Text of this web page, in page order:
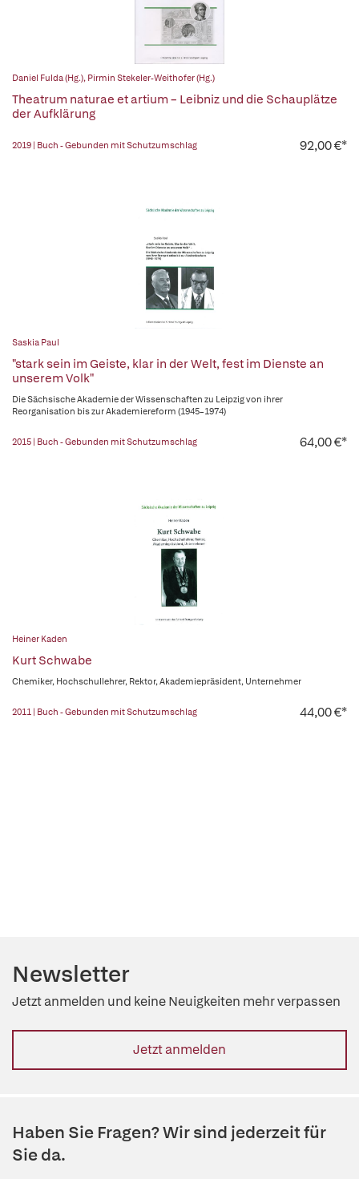
Daniel Fulda (Hg.), Pirmin Stekeler-Weithofer (Hg.)
Theatrum naturae et artium – Leibniz und die Schauplätze
der Aufklärung
2019 | Buch - Gebunden mit Schutzumschlag 92,00 €*
Saskia Paul
"stark sein im Geiste, klar in der Welt, fest im Dienste an
unserem Volk"
Die Sächsische Akademie der Wissenschaften zu Leipzig von ihrer
Reorganisation bis zur Akademiereform (1945–1974)
2015 | Buch - Gebunden mit Schutzumschlag 64,00 €*
Heiner Kaden
Kurt Schwabe
Chemiker, Hochschullehrer, Rektor, Akademiepräsident, Unternehmer
2011 | Buch - Gebunden mit Schutzumschlag 44,00 €*
Newsletter
Jetzt anmelden und keine Neuigkeiten mehr verpassen
Jetzt anmelden
Haben Sie Fragen? Wir sind jederzeit für
Sie da.